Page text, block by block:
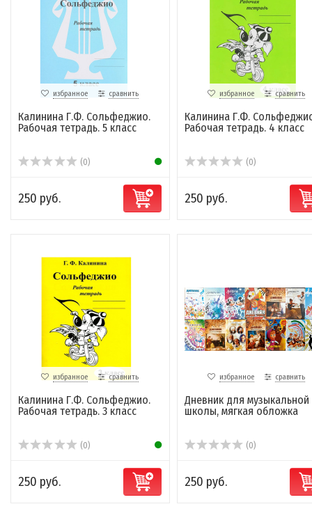
избранное сравнить
Калинина Г.Ф. Сольфеджио.
Рабочая тетрадь. 5 класс
(0)
250 руб.
избранное сравнить
Калинина Г.Ф.
Рабочая тетрадь. 4 класс
(0)
250 руб.
избранное сравнить
Калинина Г.Ф. Сольфеджио.
Рабочая тетрадь. 3 класс
(0)
250 руб.
избранное сравнить
Дневник для музыкальной
школы, мягкая обложка
(0)
250 руб.